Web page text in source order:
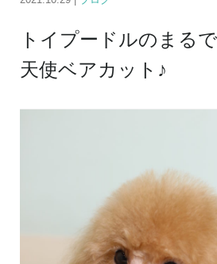
トイプードルのまる
天使ベアカット♪